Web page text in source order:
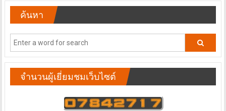
ค้นหา
จำนวนผู้เยี่ยมชมเว็บไซต์